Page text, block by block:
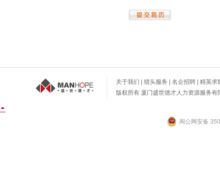
关于我们 猎头服务 名企招聘
精英求
版权所有 厦门盛世德才人力资源服务
闽公网安备